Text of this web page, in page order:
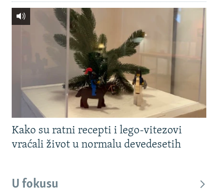
Kako su ratni recepti i lego-vitezovi
vraćali život u normalu devedesetih
U fokusu